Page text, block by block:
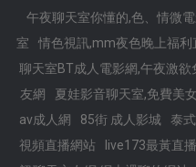
午夜聊天室你懂的,色、情微
室
情色視訊,mm夜色晚上福利
聊天室BT成人電影網,午夜激欲
友網
夏娃影音聊天室,免費美
av成人網
85街 成人影城 泰
視頻直播網站
live173最黃直